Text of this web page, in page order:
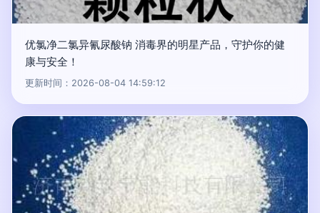
优氯净二氯异氰尿酸钠 消毒界的明星产品，守护你的健
康与安全！
更新时间：2026-08-04 14:59:12